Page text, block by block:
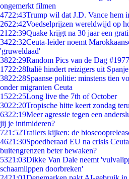
ongemerkt filmen
4722:43Trump wil dat J.D. Vance hem
2622:42Voedselprijzen wereldwijd op
21 22:39Quake krijgt na 30 jaar een
3422:32Ceuta-leider noemt
'gruweldaad'
3822:29Random Pics van de Dag #1977
1722:28Italië hindert reizigers uit
3822:28Spaanse politie: minstens tien
onder migranten Ceuta
1522:25Long live the 7th of October
3022:20Tropische hitte keert zondag
6322:19Meer agressie tegen een
jij je intimideren?
721:52Trailers kijken: de
4621:30Spoedberaad EU na crisis
buitengrenzen beter bewaken?
5321:03Dikke Van Dale neemt
schaamlippen doorbreken'